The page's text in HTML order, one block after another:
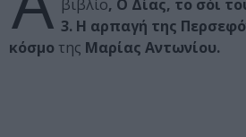
βιβλίο, Ο Δίας, το σόι
3. Η αρπαγή της
κόσμο της Μαρίας Αντωνίου.